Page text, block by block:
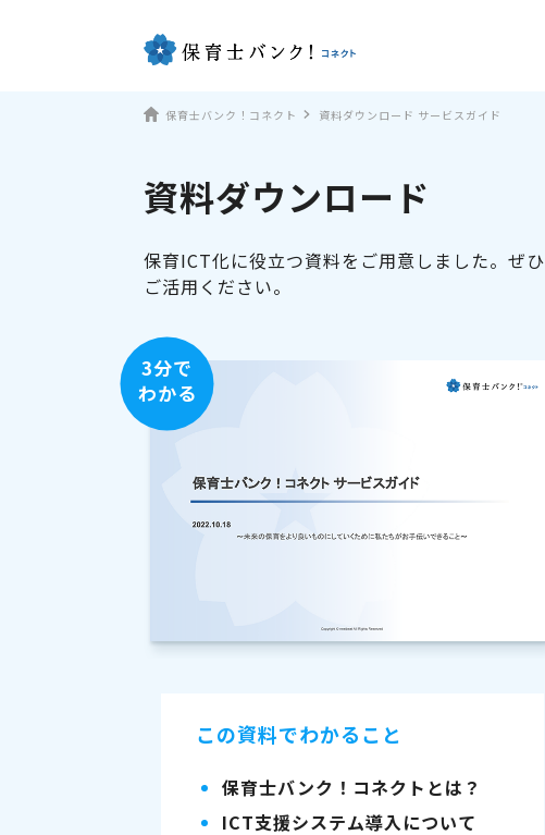
保育士バンク！コネクト 資料ダウンロード サービスガイド
資料ダウンロード
保育ICT化に役立つ資料をご用意しました。ぜひ
ご活用ください。
3分で
わかる
この資料でわかること
保育士バンク！コネクトとは？
ICT支援システム導入について